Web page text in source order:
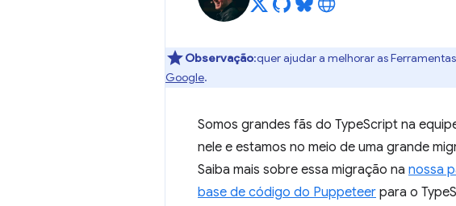
Observação:quer ajudar a melhorar as
Google.
Somos grandes fãs do TypeScript na
nele e estamos no meio de uma grande
Saiba mais sobre essa migração na nossa
base de código do Puppeteer para o